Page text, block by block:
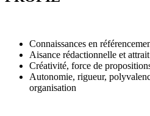
Connaissances en
Aisance rédactionnelle et
Créativité, force de
Autonomie, rigueur,
organisation